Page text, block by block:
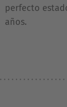
perfecto
años.